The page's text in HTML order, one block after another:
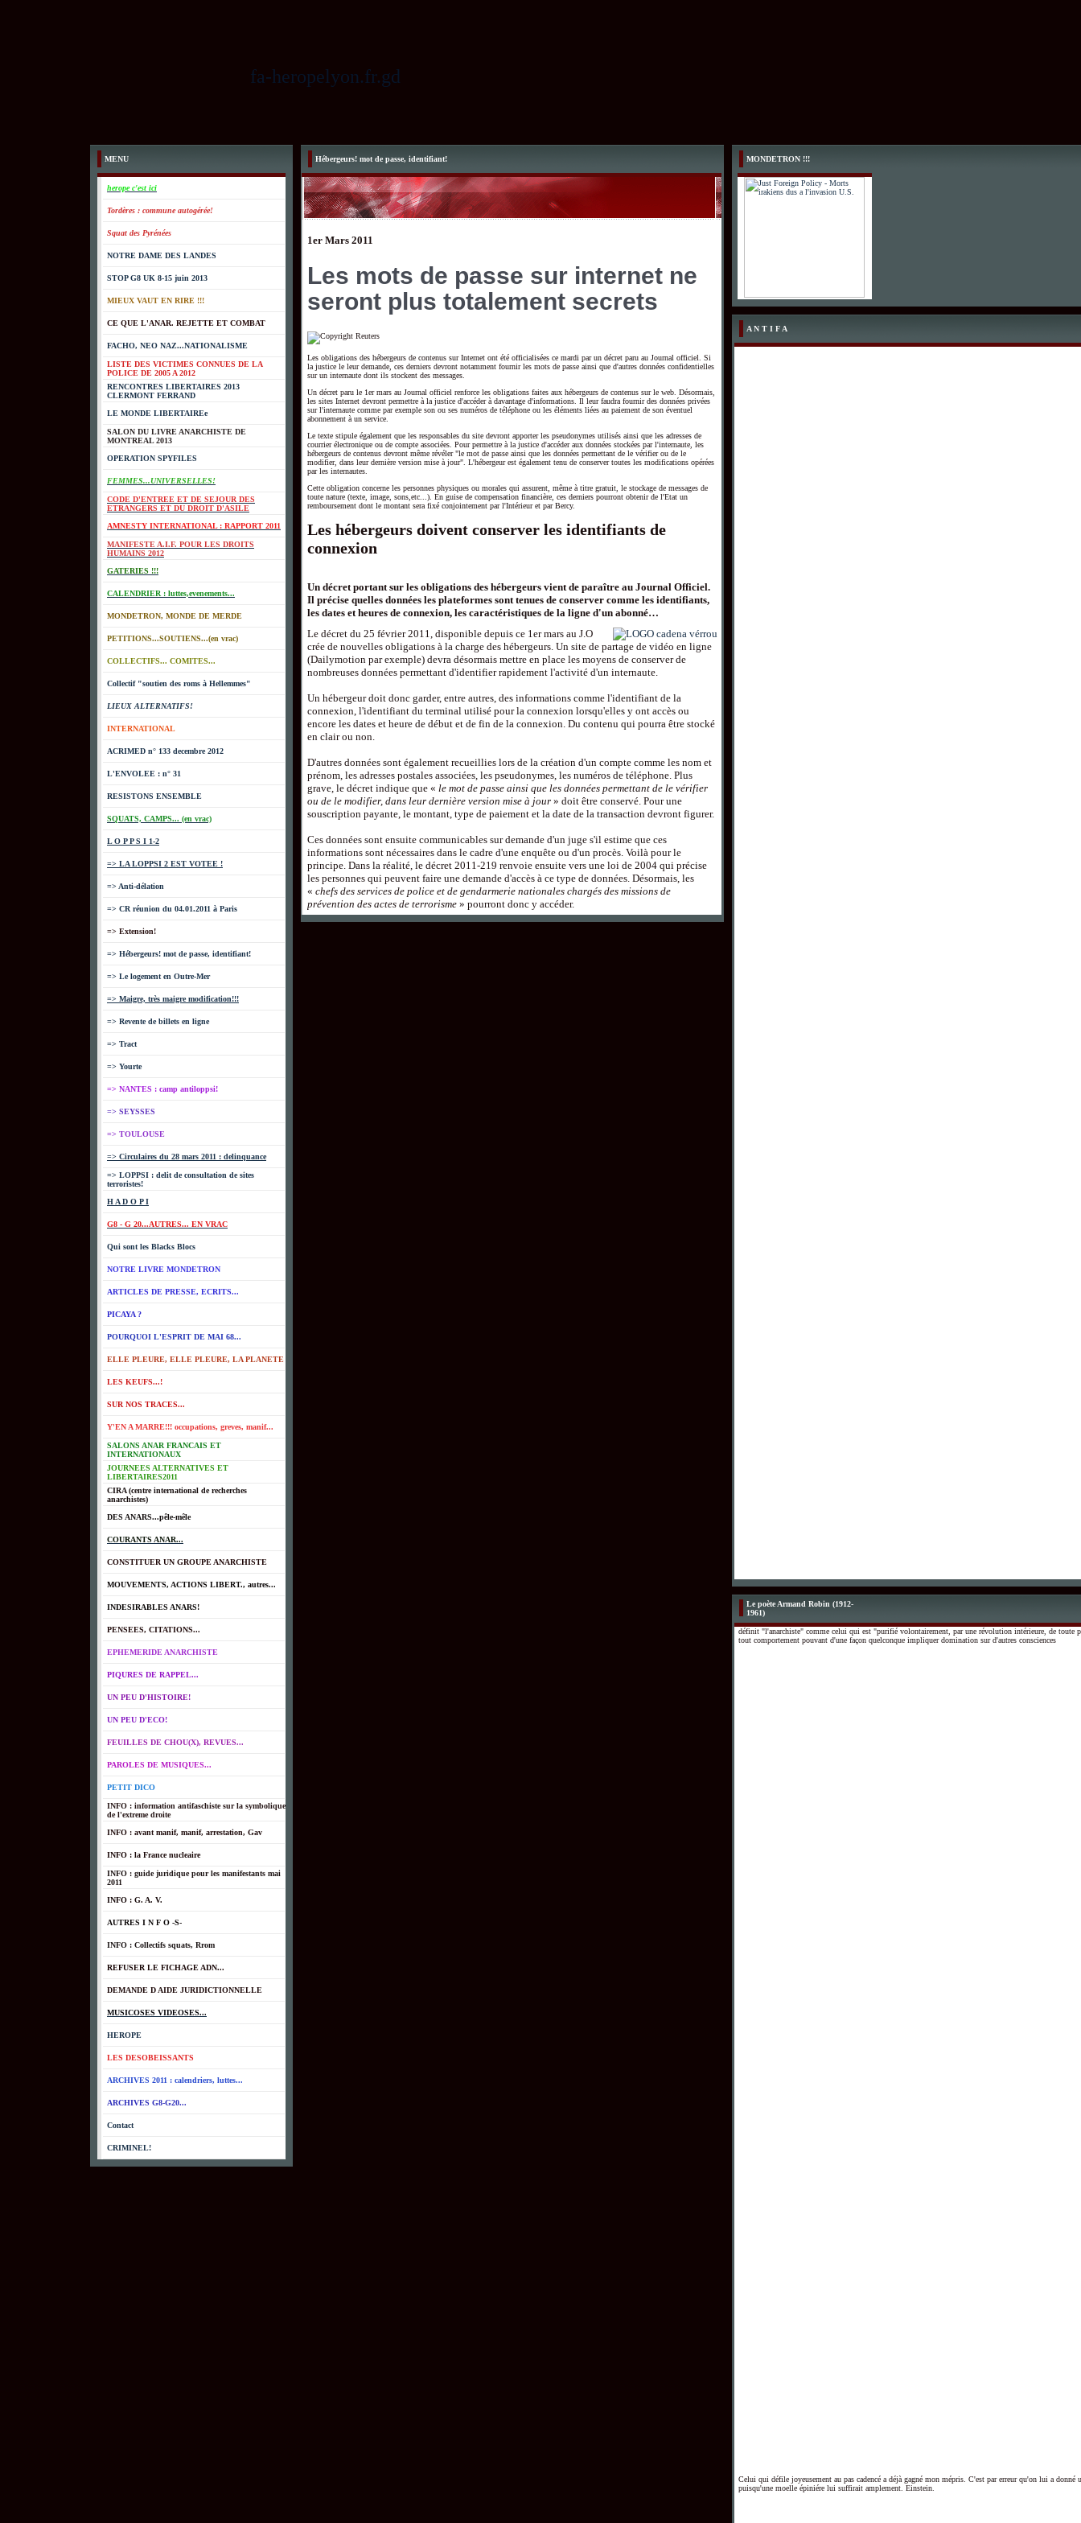
fa-heropelyon.fr.gd
MENU
herope c'est ici
Tordères : commune autogérée!
Squat des Pyrénées
NOTRE DAME DES LANDES
STOP G8 UK 8-15 juin 2013
MIEUX VAUT EN RIRE !!!
CE QUE L'ANAR. REJETTE ET COMBAT
FACHO, NEO NAZ...NATIONALISME
LISTE DES VICTIMES CONNUES DE LA
POLICE DE 2005 A 2012
RENCONTRES LIBERTAIRES 2013
CLERMONT FERRAND
LE MONDE LIBERTAIREe
SALON DU LIVRE ANARCHISTE DE
MONTREAL 2013
OPERATION SPYFILES
FEMMES...UNIVERSELLES!
CODE D'ENTREE ET DE SEJOUR DES
ETRANGERS ET DU DROIT D'ASILE
AMNESTY INTERNATIONAL : RAPPORT 2011
MANIFESTE A.I.F. POUR LES DROITS
HUMAINS 2012
GATERIES !!!
CALENDRIER : luttes,evenements...
MONDETRON, MONDE DE MERDE
PETITIONS...SOUTIENS...(en vrac)
COLLECTIFS... COMITES...
Collectif "soutien des roms à Hellemmes"
LIEUX ALTERNATIFS!
INTERNATIONAL
ACRIMED n° 133 decembre 2012
L'ENVOLEE : n° 31
RESISTONS ENSEMBLE
SQUATS, CAMPS... (en vrac)
L O P P S I 1-2
=> LA LOPPSI 2 EST VOTEE !
=> Anti-délation
=> CR réunion du 04.01.2011 à Paris
=> Extension!
=> Hébergeurs! mot de passe, identifiant!
=> Le logement en Outre-Mer
=> Maigre, très maigre modification!!!
=> Revente de billets en ligne
=> Tract
=> Yourte
=> NANTES : camp antiloppsi!
=> SEYSSES
=> TOULOUSE
=> Circulaires du 28 mars 2011 : delinquance
=> LOPPSI : delit de consultation de sites
terroristes!
H A D O P I
G8 - G 20...AUTRES... EN VRAC
Qui sont les Blacks Blocs
NOTRE LIVRE MONDETRON
ARTICLES DE PRESSE, ECRITS...
PICAYA ?
POURQUOI L'ESPRIT DE MAI 68...
ELLE PLEURE, ELLE PLEURE, LA PLANETE
LES KEUFS...!
SUR NOS TRACES...
Y'EN A MARRE!!! occupations, greves, manif...
SALONS ANAR FRANCAIS ET
INTERNATIONAUX
JOURNEES ALTERNATIVES ET
LIBERTAIRES2011
CIRA (centre international de recherches
anarchistes)
DES ANARS...pêle-mêle
COURANTS ANAR...
CONSTITUER UN GROUPE ANARCHISTE
MOUVEMENTS, ACTIONS LIBERT., autres...
INDESIRABLES ANARS!
PENSEES, CITATIONS...
EPHEMERIDE ANARCHISTE
PIQURES DE RAPPEL...
UN PEU D'HISTOIRE!
UN PEU D'ECO!
FEUILLES DE CHOU(X), REVUES...
PAROLES DE MUSIQUES...
PETIT DICO
INFO : information antifaschiste sur la symbolique
de l'extreme droite
INFO : avant manif, manif, arrestation, Gav
INFO : la France nucleaire
INFO : guide juridique pour les manifestants mai
2011
INFO : G. A. V.
AUTRES I N F O -S-
INFO : Collectifs squats, Rrom
REFUSER LE FICHAGE ADN...
DEMANDE D AIDE JURIDICTIONNELLE
MUSICOSES VIDEOSES...
HEROPE
LES DESOBEISSANTS
ARCHIVES 2011 : calendriers, luttes...
ARCHIVES G8-G20...
Contact
CRIMINEL!
Hébergeurs! mot de passe, identifiant!
1er Mars 2011
Les mots de passe sur internet ne
seront plus totalement secrets
Les obligations des hébergeurs de contenus sur Internet ont été officialisées ce mardi par un décret paru au Journal officiel. Si
la justice le leur demande, ces derniers devront notamment fournir les mots de passe ainsi que d'autres données confidentielles
sur un internaute dont ils stockent des messages.
Un décret paru le 1er mars au Journal officiel renforce les obligations faites aux hébergeurs de contenus sur le web. Désormais,
les sites Internet devront permettre à la justice d'accéder à davantage d'informations. Il leur faudra fournir des données privées
sur l'internaute comme par exemple son ou ses numéros de téléphone ou les éléments liées au paiement de son éventuel
abonnement à un service.
Le texte stipule également que les responsables du site devront apporter les pseudonymes utilisés ainsi que les adresses de
courrier électronique ou de compte associées. Pour permettre à la justice d'accéder aux données stockées par l'internaute, les
hébergeurs de contenus devront même révéler "le mot de passe ainsi que les données permettant de le vérifier ou de le
modifier, dans leur dernière version mise à jour". L'hébergeur est également tenu de conserver toutes les modifications opérées
par les internautes.
Cette obligation concerne les personnes physiques ou morales qui assurent, même à titre gratuit, le stockage de messages de
toute nature (texte, image, sons,etc...). En guise de compensation financière, ces derniers pourront obtenir de l'Etat un
remboursement dont le montant sera fixé conjointement par l'Intérieur et par Bercy.
Les hébergeurs doivent conserver les identifiants de
connexion
Un décret portant sur les obligations des hébergeurs vient de paraître au Journal Officiel.
Il précise quelles données les plateformes sont tenues de conserver comme les identifiants,
les dates et heures de connexion, les caractéristiques de la ligne d'un abonné…
Le décret du 25 février 2011, disponible depuis ce 1er mars au J.O
crée de nouvelles obligations à la charge des hébergeurs. Un site de partage de vidéo en ligne
(Dailymotion par exemple) devra désormais mettre en place les moyens de conserver de
nombreuses données permettant d'identifier rapidement l'activité d'un internaute.
Un hébergeur doit donc garder, entre autres, des informations comme l'identifiant de la
connexion, l'identifiant du terminal utilisé pour la connexion lorsqu'elles y ont accès ou
encore les dates et heure de début et de fin de la connexion. Du contenu qui pourra être stocké
en clair ou non.
D'autres données sont également recueillies lors de la création d'un compte comme les nom et
prénom, les adresses postales associées, les pseudonymes, les numéros de téléphone. Plus
grave, le décret indique que « le mot de passe ainsi que les données permettant de le vérifier
ou de le modifier, dans leur dernière version mise à jour » doit être conservé. Pour une
souscription payante, le montant, type de paiement et la date de la transaction devront figurer.
Ces données sont ensuite communicables sur demande d'un juge s'il estime que ces
informations sont nécessaires dans le cadre d'une enquête ou d'un procès. Voilà pour le
principe. Dans la réalité, le décret 2011-219 renvoie ensuite vers une loi de 2004 qui précise
les personnes qui peuvent faire une demande d'accès à ce type de données. Désormais, les
« chefs des services de police et de gendarmerie nationales chargés des missions de
prévention des actes de terrorisme » pourront donc y accéder.
MONDETRON !!!
A N T I F A
Le poète Armand Robin (1912-
1961)
définit "l'anarchiste" comme celui qui est "purifié volontairement, par une révolution intérieure, de toute
tout comportement pouvant d'une façon quelconque impliquer domination sur d'autres consciences
Celui qui défile joyeusement au pas cadencé a déjà gagné mon mépris. C'est par erreur qu'on lui a donné
puisqu'une moelle épiniére lui suffirait amplement. Einstein.